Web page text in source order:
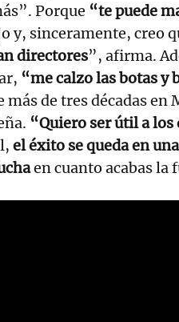
Porque “te puede
y, sinceramente, creo
directores”, afirma.
“me calzo las botas y
más de tres décadas
“Quiero ser útil a
el éxito se queda en
en cuanto acabas la